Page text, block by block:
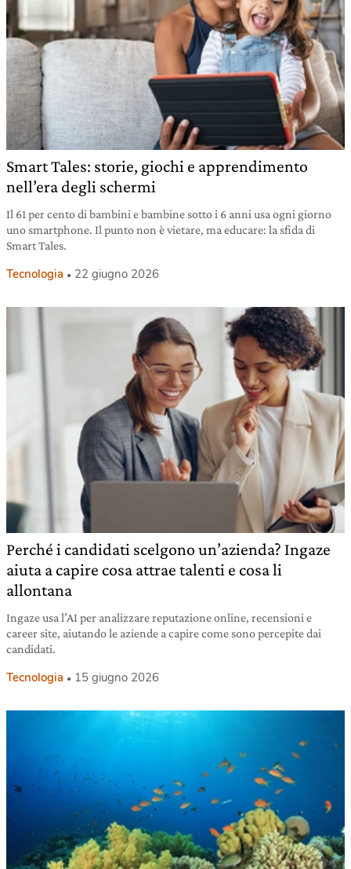
Smart Tales: storie, giochi e apprendimento
nell’era degli schermi
Il 61 per cento di bambini e bambine sotto i 6 anni usa ogni giorno
uno smartphone. Il punto non è vietare, ma educare: la sfida di
Smart Tales.
Tecnologia 22 giugno 2026
Perché i candidati scelgono un’azienda? Ingaze
aiuta a capire cosa attrae talenti e cosa li
allontana
Ingaze usa l’AI per analizzare reputazione online, recensioni e
career site, aiutando le aziende a capire come sono percepite dai
candidati.
Tecnologia 15 giugno 2026